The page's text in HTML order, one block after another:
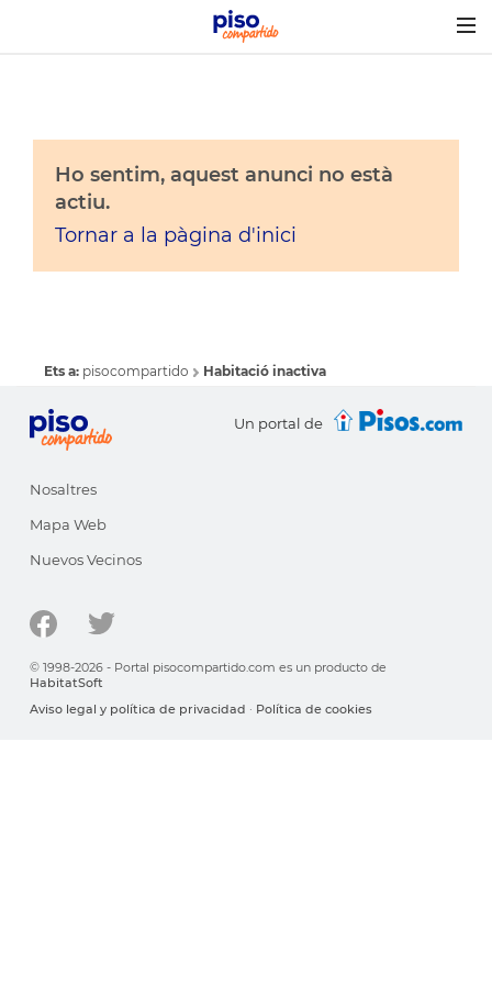
Ho sentim, aquest anunci no està
actiu.
Tornar a la pàgina d'inici
Ets a: pisocompartido Habitació inactiva
Un portal de
Nosaltres
Mapa Web
Nuevos Vecinos
© 1998-2026 - Portal pisocompartido.com es un producto de
HabitatSoft
Aviso legal y política de privacidad · Política de cookies